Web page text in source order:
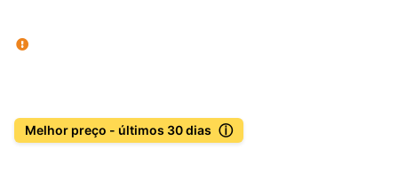
Melhor preço - últimos 30 dias ⓘ